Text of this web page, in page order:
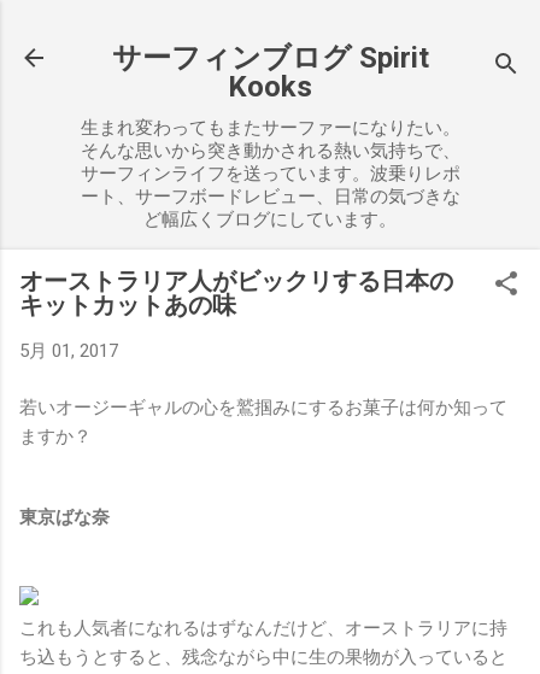
サーフィンブログ Spirit
Kooks
生まれ変わってもまたサーファーになりたい。
そんな思いから突き動かされる熱い気持ちで、
サーフィンライフを送っています。波乗りレポ
ート、サーフボードレビュー、日常の気づきな
ど幅広くブログにしています。
オーストラリア人がビックリする日本の
キットカットあの味
5月 01, 2017
若いオージーギャルの心を鷲掴みにするお菓子は何か知って
ますか？
東京ばな奈
これも人気者になれるはずなんだけど、オーストラリアに持
ち込もうとすると、残念ながら中に生の果物が入っていると